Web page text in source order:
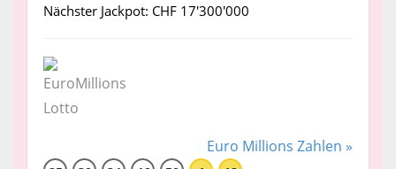
Nächster Jackpot: CHF 17'300'000
Euro Millions Zahlen »